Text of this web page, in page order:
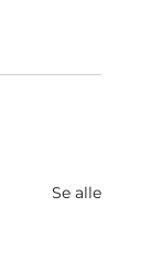
Se alle